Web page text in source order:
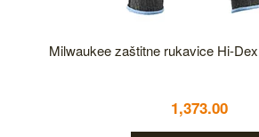
Milwaukee zaštitne rukavice Hi-
1,373.00